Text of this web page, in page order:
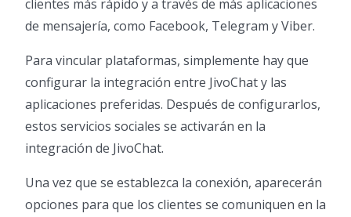
clientes más rápido y a través de más aplicaciones
de mensajería, como Facebook, Telegram y Viber.
Para vincular plataformas, simplemente hay que
configurar la integración entre JivoChat y las
aplicaciones preferidas. Después de configurarlos,
estos servicios sociales se activarán en la
integración de JivoChat.
Una vez que se establezca la conexión, aparecerán
opciones para que los clientes se comuniquen en la